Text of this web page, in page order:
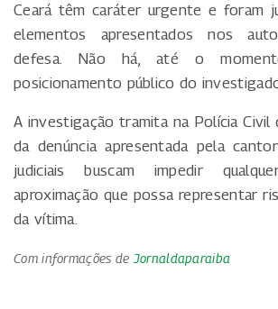
Ceará têm caráter urgente e foram
elementos apresentados nos
defesa. Não há, até o
posicionamento público do
A investigação tramita na Polícia Civil
da denúncia apresentada pela
judiciais buscam impedir
aproximação que possa representar
da vítima.
Com informações de Jornaldaparaiba